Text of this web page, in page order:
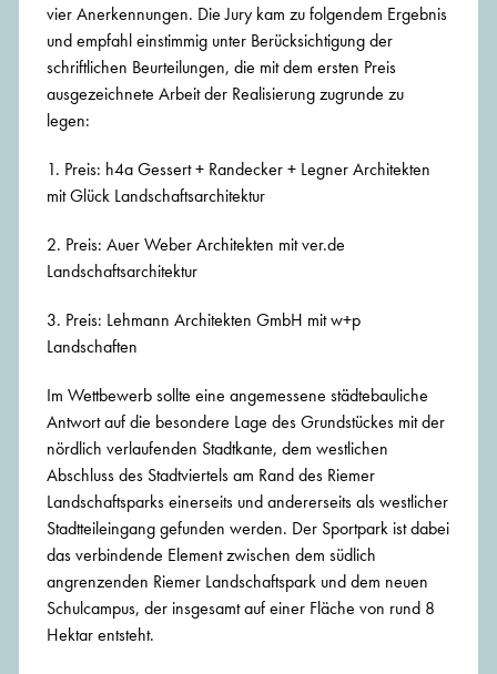
vier Anerkennungen. Die Jury kam zu folgendem Ergebnis
und empfahl einstimmig unter Berücksichtigung der
schriftlichen Beurteilungen, die mit dem ersten Preis
ausgezeichnete Arbeit der Realisierung zugrunde zu
legen:
1. Preis: h4a Gessert + Randecker + Legner Architekten
mit Glück Landschaftsarchitektur
2. Preis: Auer Weber Architekten mit ver.de
Landschaftsarchitektur
3. Preis: Lehmann Architekten GmbH mit w+p
Landschaften
Im Wettbewerb sollte eine angemessene städtebauliche
Antwort auf die besondere Lage des Grundstückes mit der
nördlich verlaufenden Stadtkante, dem westlichen
Abschluss des Stadtviertels am Rand des Riemer
Landschaftsparks einerseits und andererseits als westlicher
Stadtteileingang gefunden werden. Der Sportpark ist dabei
das verbindende Element zwischen dem südlich
angrenzenden Riemer Landschaftspark und dem neuen
Schulcampus, der insgesamt auf einer Fläche von rund 8
Hektar entsteht.